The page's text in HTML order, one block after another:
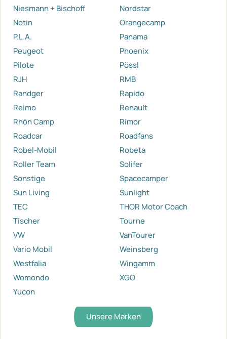
Niesmann + Bischoff
Nordstar
Notin
Orangecamp
P.L.A.
Panama
Peugeot
Phoenix
Pilote
Pössl
RJH
RMB
Randger
Rapido
Reimo
Renault
Rhön Camp
Rimor
Roadcar
Roadfans
Robel-Mobil
Robeta
Roller Team
Solifer
Sonstige
Spacecamper
Sun Living
Sunlight
TEC
THOR Motor Coach
Tischer
Tourne
VW
VanTourer
Vario Mobil
Weinsberg
Westfalia
Wingamm
Womondo
XGO
Yucon
Unsere Marken